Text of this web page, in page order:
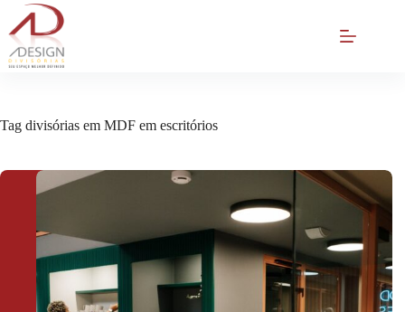
Pular
para
conteúdo
Tag divisórias em MDF em escritórios